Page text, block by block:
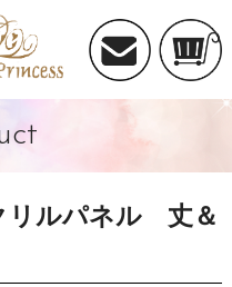
ルパネル 丈＆